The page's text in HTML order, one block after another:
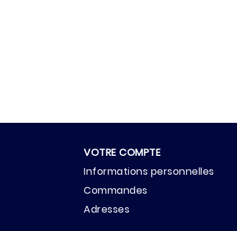
VOTRE COMPTE
Informations personnelles
Commandes
Adresses